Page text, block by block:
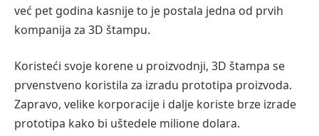
već pet godina kasnije to je postala jedna od prvih
kompanija za 3D štampu.
Koristeći svoje korene u proizvodnji, 3D štampa se
prvenstveno koristila za izradu prototipa proizvoda.
Zapravo, velike korporacije i dalje koriste brze izrade
prototipa kako bi uštedele milione dolara.